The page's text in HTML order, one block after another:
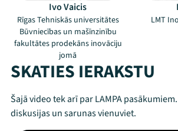
Ivo Vaicis
Rīgas Tehniskās universitātes
Būvniecības un mašīnzinību
fakultātes prodekāns inovāciju
jomā
LMT
SKATIES IERAKSTU
Šajā video tek arī par LAMPA
diskusijas un sarunas vienuviet.